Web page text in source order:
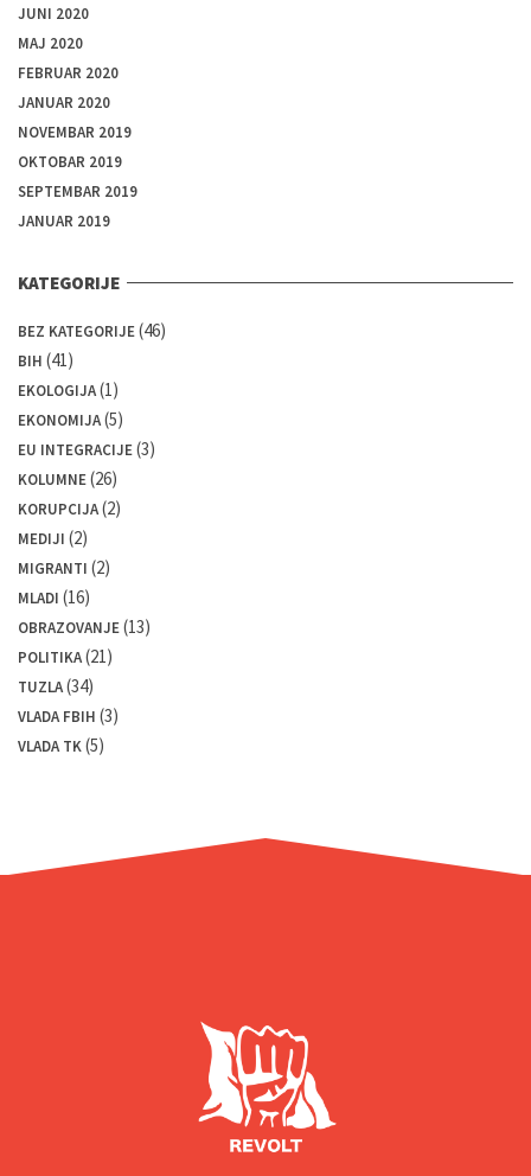
JUNI 2020
MAJ 2020
FEBRUAR 2020
JANUAR 2020
NOVEMBAR 2019
OKTOBAR 2019
SEPTEMBAR 2019
JANUAR 2019
KATEGORIJE
BEZ KATEGORIJE(46)
BIH (41)
EKOLOGIJA(1)
EKONOMIJA(5)
EU INTEGRACIJE(3)
KOLUMNE(26)
KORUPCIJA(2)
MEDIJI (2)
MIGRANTI (2)
MLADI (16)
OBRAZOVANJE(13)
POLITIKA(21)
TUZLA(34)
VLADA FBIH (3)
VLADA TK(5)